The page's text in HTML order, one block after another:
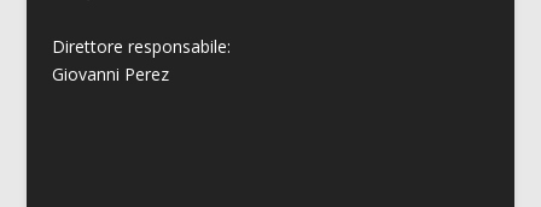
Direttore responsabile:
Giovanni Perez